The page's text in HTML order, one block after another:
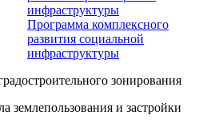
инфраструктуры
Программа комплексного
развития социальной
инфраструктуры
зонирования
землепользования и застройки